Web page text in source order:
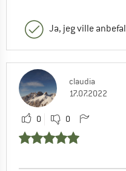
Ja, jeg ville
claudia
17.07.2022
0 0